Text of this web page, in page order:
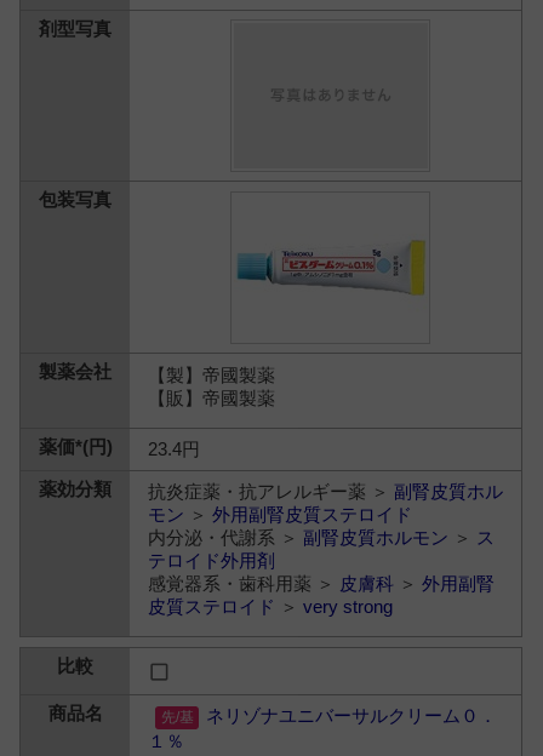
【製】帝國製薬
【販】帝國製薬
23.4円
抗炎症薬・抗アレルギー薬 ＞ 副腎皮質ホル
モン ＞外用副腎皮質ステロイド
内分泌・代謝系 ＞ 副腎皮質ホルモン ＞ ス
テロイド外用剤
感覚器系・歯科用薬 ＞ 皮膚科 ＞外用副腎
皮質ステロイド ＞very strong
ネリゾナユニバーサルクリーム０．
１％